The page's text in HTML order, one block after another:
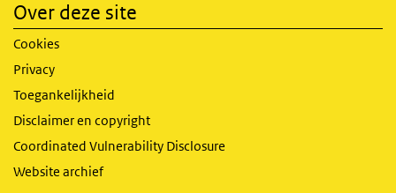
Over deze site
Cookies
Privacy
Toegankelijkheid
Disclaimer en copyright
Coordinated Vulnerability Disclosure
Website archief